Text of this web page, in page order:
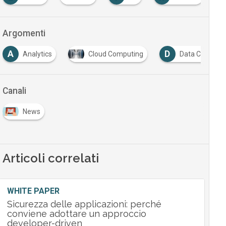
Argomenti
A Analytics Cloud Computing D Data Center
Canali
News
Articoli correlati
WHITE PAPER
Sicurezza delle applicazioni: perché
conviene adottare un approccio
developer-driven